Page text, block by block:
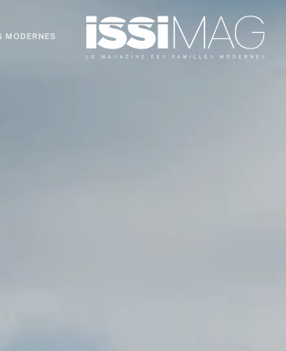
MODERNES